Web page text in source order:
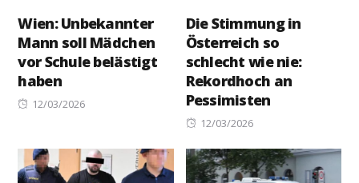
Wien: Unbekannter
Mann soll Mädchen
vor Schule belästigt
haben
Posted
12/03/2026
Die Stimmung in
Österreich so
schlecht wie nie:
Rekordhoch an
Pessimisten
Posted
12/03/2026